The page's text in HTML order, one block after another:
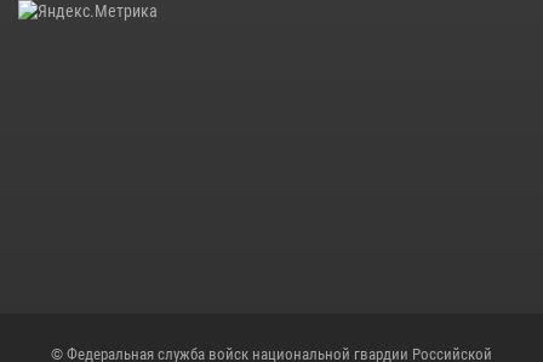
© Федеральная служба войск национальной гвардии Российской